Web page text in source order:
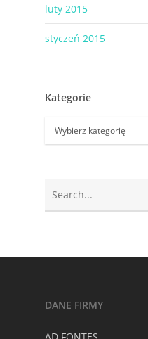
luty 2015
styczeń 2015
Kategorie
Kategorie
DANE FIRMY